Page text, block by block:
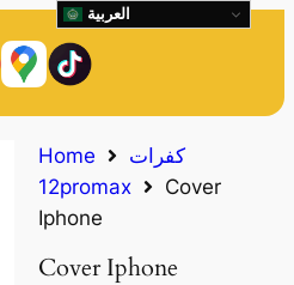
Home
كفرات
12promax
Cover
Iphone
Cover Iphone
العربية